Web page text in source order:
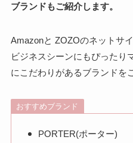
ブランドもご紹介します。
Amazonと ZOZOのネットサ
ビジネスシーンにもぴったり
にこだわりがあるブランドを
おすすめブランド
PORTER(ポーター)